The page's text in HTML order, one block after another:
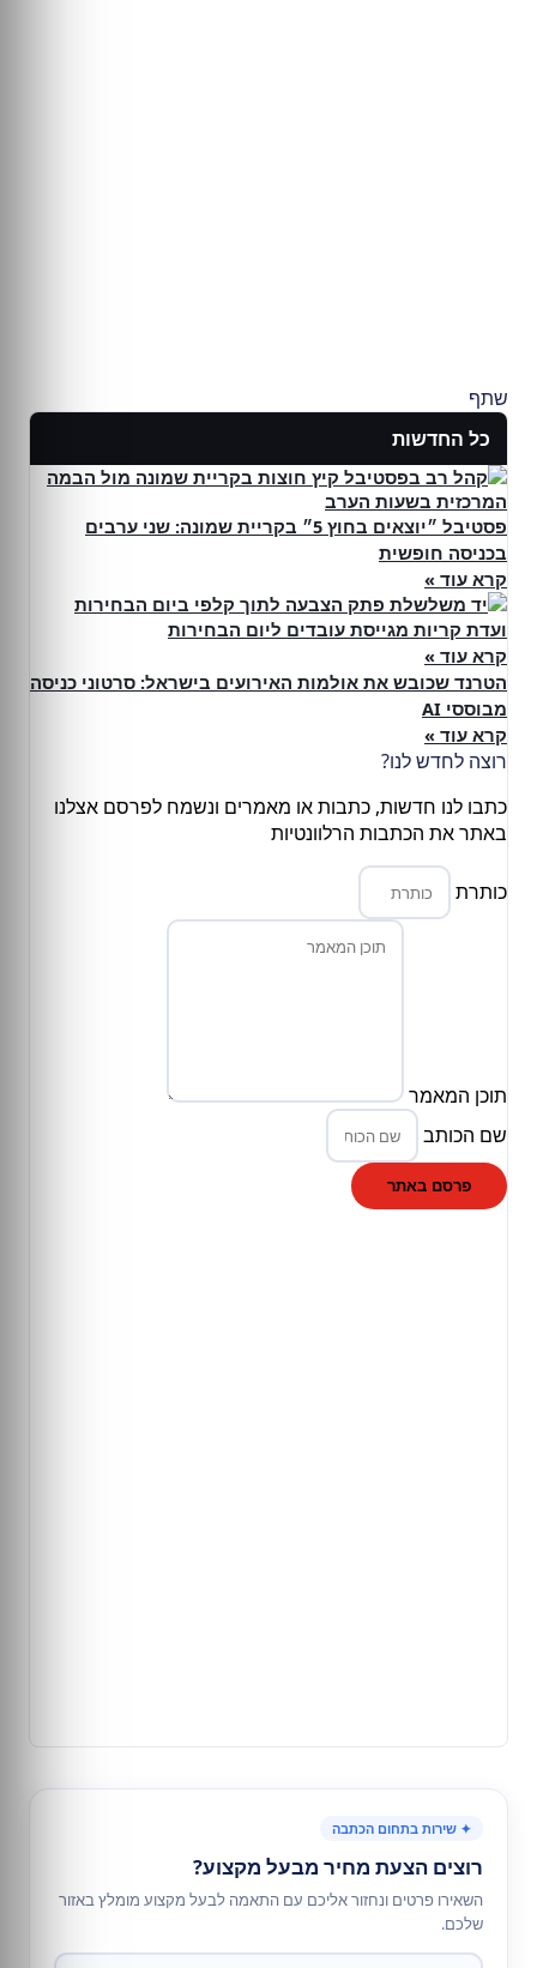
שתף
כל החדשות
פסטיבל ״יוצאים בחוץ 5״ בקריית שמונה: שני ערבים
בכניסה חופשית
קרא עוד »
ועדת קריות מגייסת עובדים ליום הבחירות
קרא עוד »
הטרנד שכובש את אולמות האירועים בישראל: סרטוני כניסה
מבוססי AI
קרא עוד »
רוצה לחדש לנו?
כתבו לנו חדשות, כתבות או מאמרים ונשמח לפרסם אצלנו
באתר את הכתבות הרלוונטיות
כותרת
תוכן המאמר
שם הכותב
פרסם באתר
✦ שירות בתחום הכתבה
רוצים הצעת מחיר מבעל מקצוע?
השאירו פרטים ונחזור אליכם עם התאמה לבעל מקצוע מומלץ באזור
שלכם.